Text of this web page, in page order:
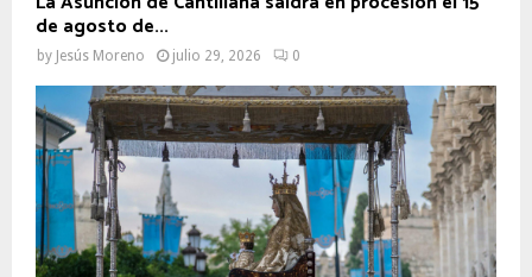
de agosto de...
by Jesús Moreno julio 29, 2026 0